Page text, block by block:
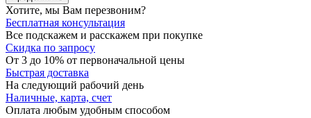
Хотите, мы Вам перезвоним?
Бесплатная консультация
Все подскажем и расскажем при покупке
Скидка по запросу
От 3 до 10% от первоначальной цены
Быстрая доставка
На следующий рабочий день
Наличные, карта, счет
Оплата любым удобным способом